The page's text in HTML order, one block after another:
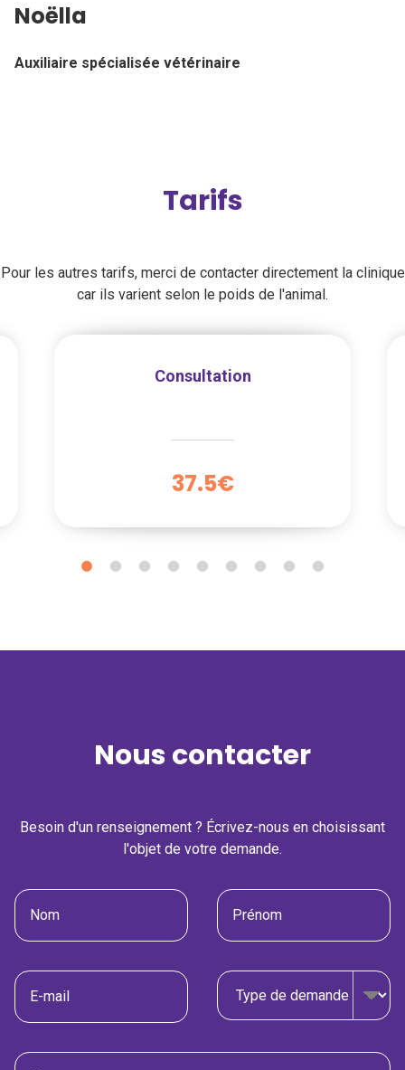
Noëlla
Auxiliaire spécialisée vétérinaire
Tarifs
Pour les autres tarifs, merci de contacter directement la clinique
car ils varient selon le poids de l'animal.
Consultation
37.5€
Nous contacter
Besoin d'un renseignement ? Écrivez-nous en choisissant
l'objet de votre demande.